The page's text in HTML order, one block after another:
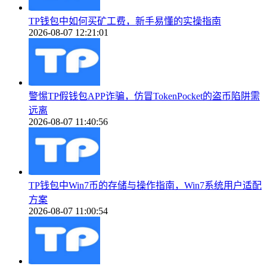
TP钱包中如何买矿工费，新手易懂的实操指南
2026-08-07 12:21:01
警惕TP假钱包APP诈骗，仿冒TokenPocket的盗币陷阱需
远离
2026-08-07 11:40:56
TP钱包中Win7币的存储与操作指南，Win7系统用户适配
方案
2026-08-07 11:00:54